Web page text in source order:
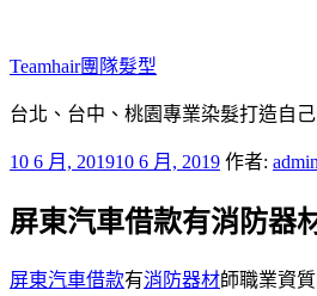
主
要
容
Teamhair團隊髮型
台北、台中、桃園專業染髮打造自
發
於
10 6 月, 201910 6 月, 2019 作者: admin
屏東汽車借款有消防器
屏東汽車借款有消防器材師職業資